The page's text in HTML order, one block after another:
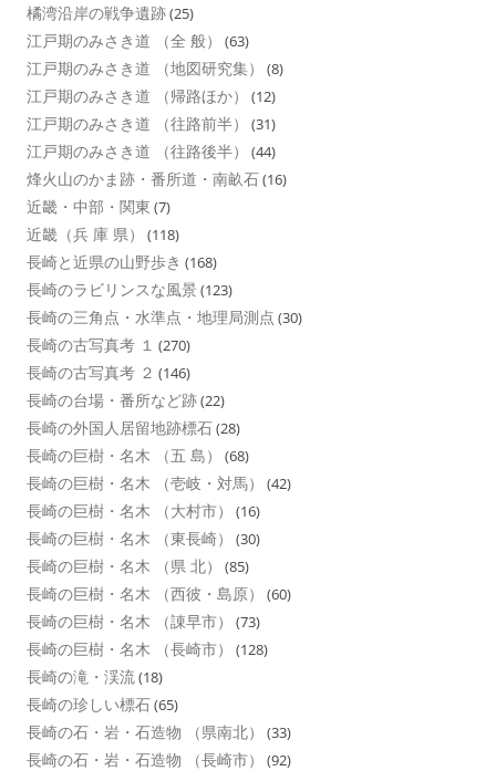
橘湾沿岸の戦争遺跡(25)
江戸期のみさき道 （全 般） (63)
江戸期のみさき道 （地図研究集） (8)
江戸期のみさき道 （帰路ほか） (12)
江戸期のみさき道 （往路前半） (31)
江戸期のみさき道 （往路後半） (44)
烽火山のかま跡・番所道・南畝石(16)
近畿・中部・関東 (7)
近畿（兵 庫 県） (118)
長崎と近県の山野歩き (168)
長崎のラビリンスな風景 (123)
長崎の三角点・水準点・地理局測点 (30)
長崎の古写真考 １ (270)
長崎の古写真考 ２ (146)
長崎の台場・番所など跡(22)
長崎の外国人居留地跡標石(28)
長崎の巨樹・名木 （五 島） (68)
長崎の巨樹・名木 （壱岐・対馬） (42)
長崎の巨樹・名木 （大村市） (16)
長崎の巨樹・名木 （東長崎） (30)
長崎の巨樹・名木 （県 北） (85)
長崎の巨樹・名木 （西彼・島原） (60)
長崎の巨樹・名木 （諌早市） (73)
長崎の巨樹・名木 （長崎市） (128)
長崎の滝・渓流(18)
長崎の珍しい標石(65)
長崎の石・岩・石造物 （県南北） (33)
長崎の石・岩・石造物 （長崎市） (92)